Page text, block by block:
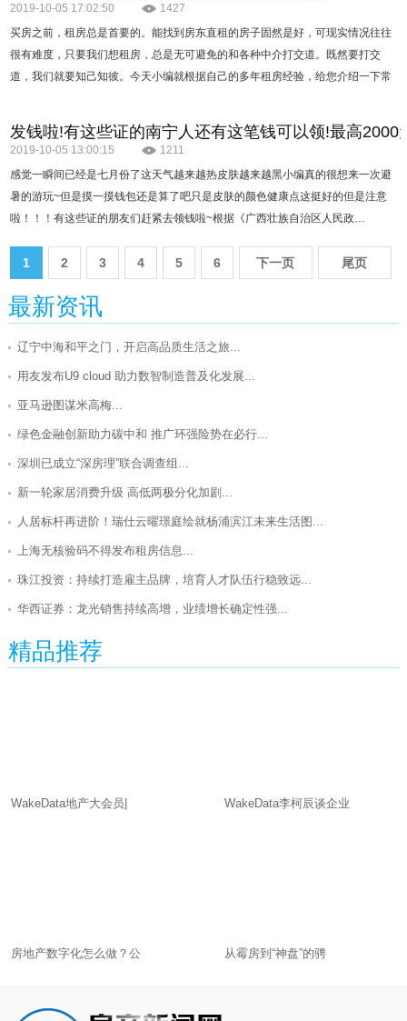
2019-10-05 17:02:50
1427
买房之前，租房总是首要的。能找到房东直租的房子固然是好，可现实情况往往
很有难度，只要我们想租房，总是无可避免的和各种中介打交道。既然要打交
道，我们就要知己知彼。今天小编就根据自己的多年租房经验，给您介绍一下常
发钱啦!有这些证的南宁人还有这笔钱可以领!最高2000
2019-10-05 13:00:15
1211
感觉一瞬间已经是七月份了这天气越来越热皮肤越来越黑小编真的很想来一次避
暑的游玩~但是摸一摸钱包还是算了吧只是皮肤的颜色健康点这挺好的但是注意
啦！！！有这些证的朋友们赶紧去领钱啦~根据《广西壮族自治区人民政…
1 2 3 4 5 6 下一页 尾页
最新资讯
辽宁中海和平之门，开启高品质生活之旅...
用友发布U9 cloud 助力数智制造普及化发展...
亚马逊图谋米高梅...
绿色金融创新助力碳中和 推广环强险势在必行...
深圳已成立“深房理”联合调查组...
新一轮家居消费升级 高低两极分化加剧...
人居标杆再进阶！瑞仕云曜璟庭绘就杨浦滨江未来生活图...
上海无核验码不得发布租房信息...
珠江投资：持续打造雇主品牌，培育人才队伍行稳致远...
华西证券：龙光销售持续高增，业绩增长确定性强...
精品推荐
WakeData地产大会员| WakeData李柯辰谈企业
房地产数字化怎么做？公 从霉房到“神盘”的骋